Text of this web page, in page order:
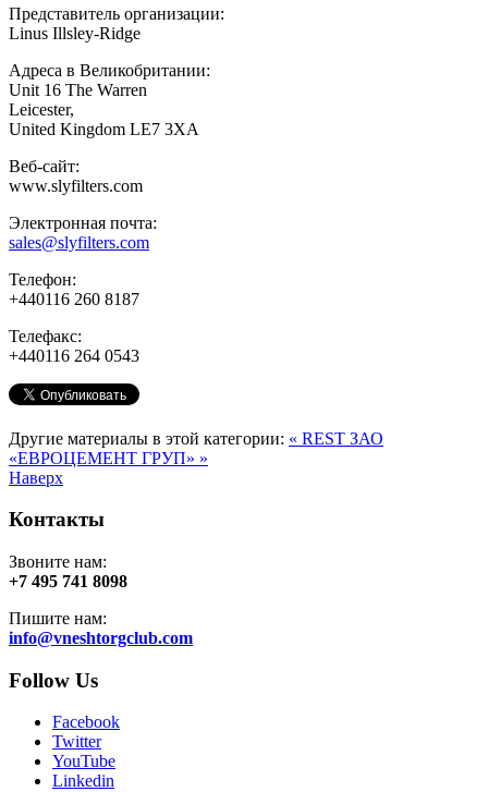
Представитель организации:
Linus Illsley-Ridge
Адреса в Великобритании:
Unit 16 The Warren
Leicester,
United Kingdom LE7 3XA
Веб-сайт:
www.slyfilters.com
Электронная почта:
sales@slyfilters.com
Телефон:
+440116 260 8187
Телефакс:
+440116 264 0543
Другие материалы в этой категории: « REST ЗАО
«ЕВРОЦЕМЕНТ ГРУП» »
Наверх
Контакты
Звоните нам:
+7 495 741 8098
Пишите нам:
info@vneshtorgclub.com
Follow Us
Facebook
Twitter
YouTube
Linkedin